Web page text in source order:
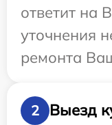
ответит на
уточнения
ремонта
2
Выезд